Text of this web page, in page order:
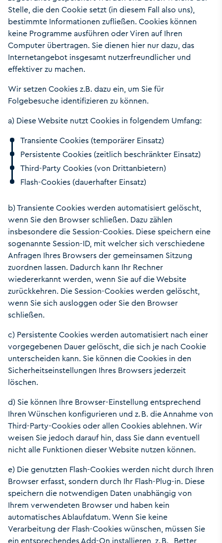
Stelle, die den Cookie setzt (in diesem Fall also uns),
bestimmte Informationen zufließen. Cookies können
keine Programme ausführen oder Viren auf Ihren
Computer übertragen. Sie dienen hier nur dazu, das
Internetangebot insgesamt nutzerfreundlicher und
effektiver zu machen.
Wir setzen Cookies z.B. dazu ein, um Sie für
Folgebesuche identifizieren zu können.
a) Diese Website nutzt Cookies in folgendem Umfang:
Transiente Cookies (temporärer Einsatz)
Persistente Cookies (zeitlich beschränkter Einsatz)
Third-Party Cookies (von Drittanbietern)
Flash-Cookies (dauerhafter Einsatz)
b) Transiente Cookies werden automatisiert gelöscht,
wenn Sie den Browser schließen. Dazu zählen
insbesondere die Session-Cookies. Diese speichern eine
sogenannte Session-ID, mit welcher sich verschiedene
Anfragen Ihres Browsers der gemeinsamen Sitzung
zuordnen lassen. Dadurch kann Ihr Rechner
wiedererkannt werden, wenn Sie auf die Website
zurückkehren. Die Session-Cookies werden gelöscht,
wenn Sie sich ausloggen oder Sie den Browser
schließen.
c) Persistente Cookies werden automatisiert nach einer
vorgegebenen Dauer gelöscht, die sich je nach Cookie
unterscheiden kann. Sie können die Cookies in den
Sicherheitseinstellungen Ihres Browsers jederzeit
löschen.
d) Sie können Ihre Browser-Einstellung entsprechend
Ihren Wünschen konfigurieren und z. B. die Annahme von
Third-Party-Cookies oder allen Cookies ablehnen. Wir
weisen Sie jedoch darauf hin, dass Sie dann eventuell
nicht alle Funktionen dieser Website nutzen können.
e) Die genutzten Flash-Cookies werden nicht durch Ihren
Browser erfasst, sondern durch Ihr Flash-Plug-in. Diese
speichern die notwendigen Daten unabhängig von
Ihrem verwendeten Browser und haben kein
automatisches Ablaufdatum. Wenn Sie keine
Verarbeitung der Flash-Cookies wünschen, müssen Sie
ein entsprechendes Add-On installieren, z. B. „Better